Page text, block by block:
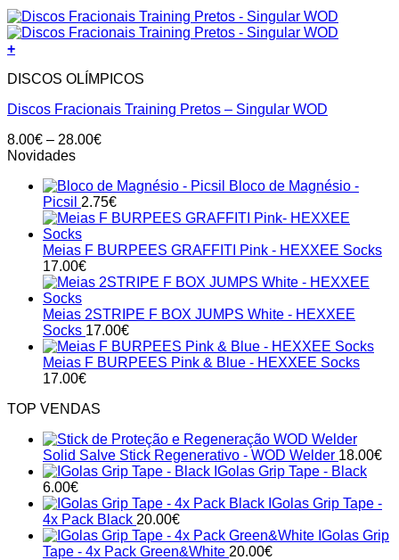
+
DISCOS OLÍMPICOS
Discos Fracionais Training Pretos – Singular WOD
8.00€ – 28.00€Price
through
28.00€
Novidades
Bloco de Magnésio -
Picsil 2.75€
Meias F BURPEES GRAFFITI Pink - HEXXEE Socks
17.00€
Meias 2STRIPE F BOX JUMPS White - HEXXEE
Socks 17.00€
Meias F BURPEES Pink & Blue - HEXXEE Socks
17.00€
TOP VENDAS
Solid Salve Stick Regenerativo - WOD Welder 18.00€
IGolas Grip Tape - Black
6.00€
IGolas Grip Tape -
4x Pack Black 20.00€
IGolas Grip
Tape - 4x Pack Green&White 20.00€